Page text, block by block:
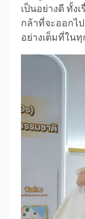
เป็นอย่างดี ทั้ง
กล้าที่จะออกไ
อย่างเต็มที่ในทุ